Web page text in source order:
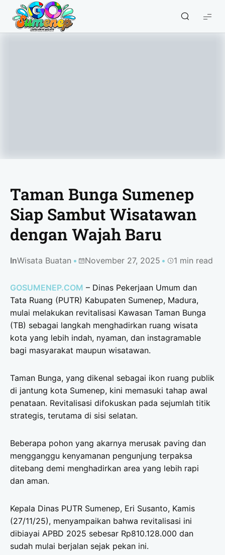
GO
Sumenep
Taman Bunga Sumenep
Siap Sambut Wisatawan
dengan Wajah Baru
InWisata Buatan November 27, 2025 1 min read
GOSUMENEP.COM – Dinas Pekerjaan Umum dan
Tata Ruang (PUTR) Kabupaten Sumenep, Madura,
mulai melakukan revitalisasi Kawasan Taman Bunga
(TB) sebagai langkah menghadirkan ruang wisata
kota yang lebih indah, nyaman, dan instagramable
bagi masyarakat maupun wisatawan.
Taman Bunga, yang dikenal sebagai ikon ruang publik
di jantung kota Sumenep, kini memasuki tahap awal
penataan. Revitalisasi difokuskan pada sejumlah titik
strategis, terutama di sisi selatan.
Beberapa pohon yang akarnya merusak paving dan
mengganggu kenyamanan pengunjung terpaksa
ditebang demi menghadirkan area yang lebih rapi
dan aman.
Kepala Dinas PUTR Sumenep, Eri Susanto, Kamis
(27/11/25), menyampaikan bahwa revitalisasi ini
dibiayai APBD 2025 sebesar Rp810.128.000 dan
sudah mulai berjalan sejak pekan ini.